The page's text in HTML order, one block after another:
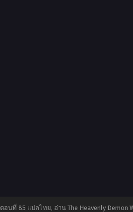
อนที่ 85 แปลไทย, อ่าน The Heavenly